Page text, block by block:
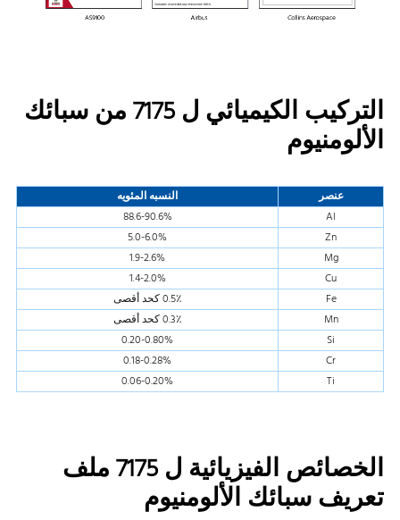
التركيب الكيميائي ل 7175 من سبائك
الألومنيوم
عنصر
النسبه المئويه
Al
88.6-90.6%
Zn
5.0-6.0%
Mg
1.9-2.6%
Cu
1.4-2.0%
Fe
0.5٪ كحد أقصى
Mn
0.3٪ كحد أقصى
Si
0.20-0.80%
Cr
0.18-0.28%
Ti
0.06-0.20%
الخصائص الفيزيائية ل 7175 ملف
تعريف سبائك الألومنيوم